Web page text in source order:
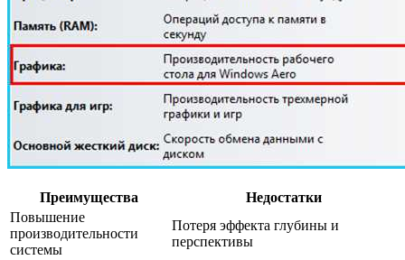
Преимущества
Недостатки
Повышение
производительности
системы
Потеря эффекта глубины и
перспективы